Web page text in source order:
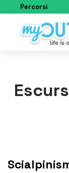
Percorsi